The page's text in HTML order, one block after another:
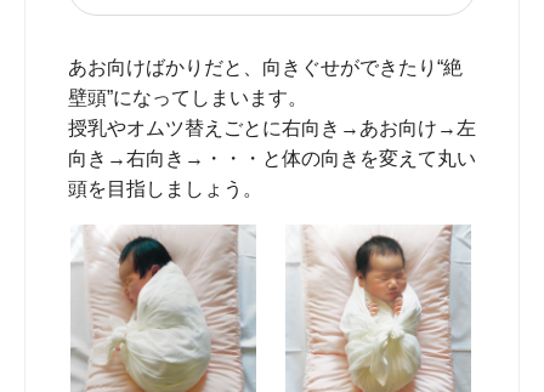
あお向けばかりだと、向きぐせができたり“絶
壁頭”になってしまいます。
授乳やオムツ替えごとに右向き→あお向け→左
向き→右向き→・・・と体の向きを変えて丸い
頭を目指しましょう。